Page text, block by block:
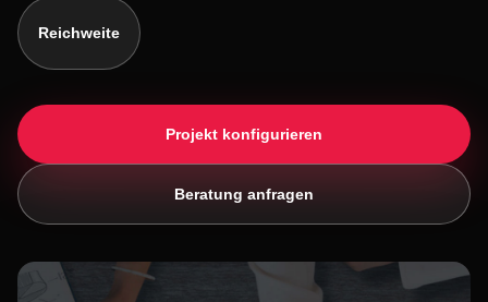
Reichweite
Projekt konfigurieren
Beratung anfragen